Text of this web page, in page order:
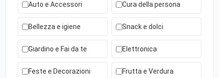
Auto e Accessori Cura della persona
Bellezza e igiene Snack e dolci
Giardino e Fai da te Elettronica
Feste e Decorazioni Frutta e Verdura